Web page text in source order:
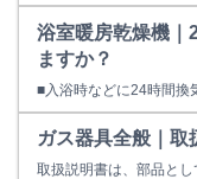
浴室暖房乾燥機｜
ますか？
ガス器具全般｜取